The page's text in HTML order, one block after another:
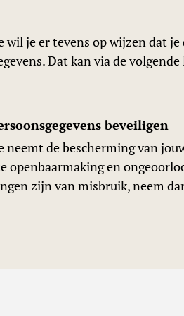
wil je er tevens op wijzen dat
Dat kan via de
beveiligen
neemt de bescherming van
openbaarmaking en
zijn van misbruik, neem